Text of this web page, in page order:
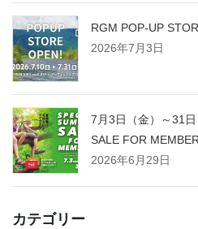
RGM POP-UP
2026年7月3日
7月3日（金）～31
SALE FOR
2026年6月29日
カテゴリー